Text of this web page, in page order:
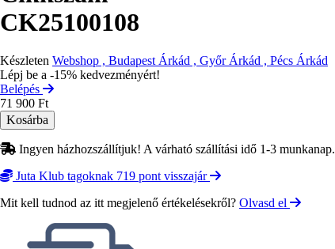
CK25100108
Készleten Webshop , Budapest Árkád , Győr Árkád , Pécs Árkád
Lépj be a -15% kedvezményért!
Belépés
71 900 Ft
Ingyen házhozszállítjuk! A várható szállítási idő 1-3 munkanap.
Juta Klub tagoknak 719 pont visszajár
Mit kell tudnod az itt megjelenő értékelésekről? Olvasd el